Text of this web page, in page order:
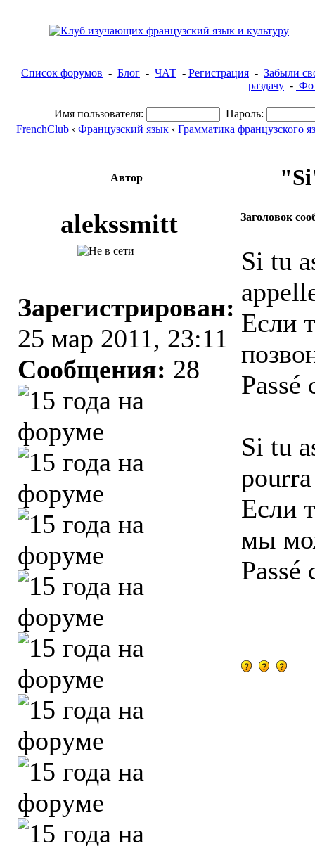
Список форумов - Блог - ЧАТ - Регистрация - Забыли
раздачу -
Имя пользователя:
Пароль:
FrenchClub ‹ Французский язык ‹ Грамматика французского
Автор
alekssmitt Заголовок
Зарегистрирован:
25 мар 2011, 23:11
Сообщения: 28
Si tu
Если
Si tu
Если
мы